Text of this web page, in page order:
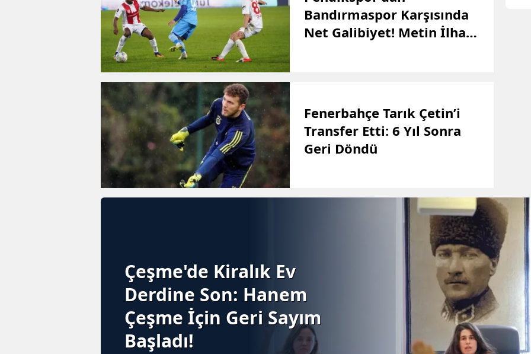
Bandırmaspor Karşısında
Net Galibiyet! Metin İlhan:
Fenerbahçe Tarık Çetin’i
Transfer Etti: 6 Yıl Sonra
Geri Döndü
Çeşme'de Kiralık Ev
Derdine Son: Hanem
Çeşme İçin Geri Sayım
Başladı!